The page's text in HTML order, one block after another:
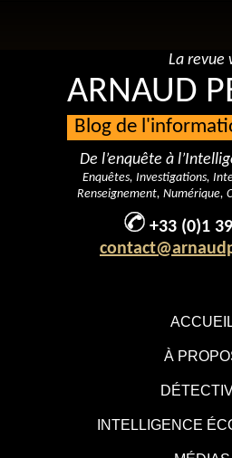
À
INTELLIGENCE
La revue
ARNAUD
Blog de
De l’enquête à
Enquêtes, Investigations,
Renseignement, Numérique,
+33 (0)1